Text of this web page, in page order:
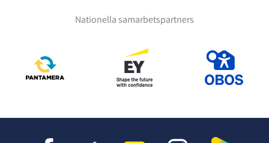
Nationella samarbetspartners